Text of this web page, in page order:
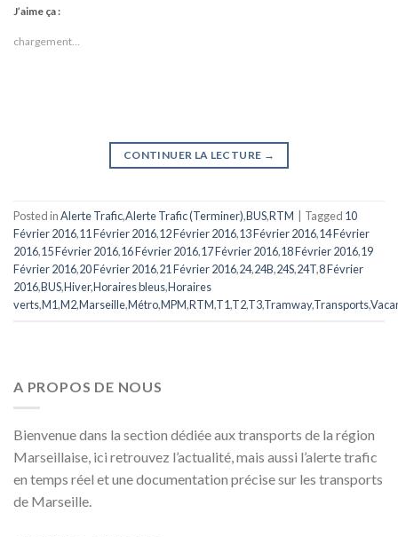
J’aime ça :
chargement…
CONTINUER LA LECTURE →
Posted inAlerte Trafic,Alerte Trafic (Terminer),BUS,RTM Tagged 10
Février 2016,11 Février 2016,12 Février 2016,13 Février 2016,14 Février
2016,15 Février 2016,16 Février 2016,17 Février 2016,18 Février 2016,19
Février 2016,20 Février 2016,21 Février 2016,24,24B,24S,24T,8 Février
2016,BUS,Hiver,Horaires bleus,Horaires
verts,M1,M2,Marseille,Métro,MPM,RTM,T1,T2,T3,Tramway,Transports,
A PROPOS DE NOUS
Bienvenue dans la section dédiée aux transports de la région
Marseillaise, ici retrouvez l’actualité, mais aussi l’alerte trafic
en temps réel et une documentation précise sur les transports
de Marseille.